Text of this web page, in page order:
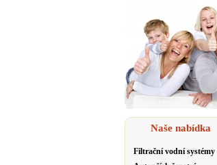
Naše nabídka
Filtrační vodní systémy